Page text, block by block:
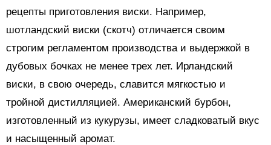
рецепты приготовления виски. Например,
шотландский виски (скотч) отличается своим
строгим регламентом производства и выдержкой в
дубовых бочках не менее трех лет. Ирландский
виски, в свою очередь, славится мягкостью и
тройной дистилляцией. Американский бурбон,
изготовленный из кукурузы, имеет сладковатый вкус
и насыщенный аромат.